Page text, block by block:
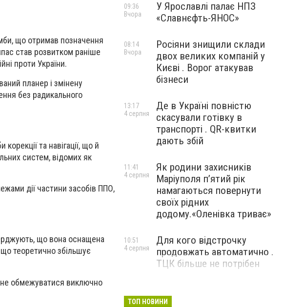
що отримав позначення
став розвитком раніше
проти України.
планер і змінену
без радикального
та навігації, що й
систем, відомих як
дії частини засобів ППО,
що вона оснащена
теоретично збільшує
не обмежуватися виключно
У Ярославлі палає НПЗ
«Славнєфть-ЯНОС»
09:36
Вчора
Росіяни знищили склади
двох великих компаній у
Києві . Ворог атакував
бізнеси
08:14
Вчора
Де в Україні повністю
скасували готівку в
транспорті . QR-квитки
дають збій
13:17
4 серпня
Як родини захисників
Маріуполя пʼятий рік
намагаються повернути
своїх рідних
додому.«Оленівка триває»
11:41
4 серпня
Для кого відстрочку
продовжать автоматично .
ТЦК більше не потрібен
10:51
4 серпня
ТОП НОВИНИ